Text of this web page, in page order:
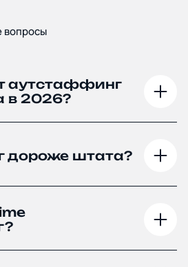
вопросы
аутстаффинг
в 2026?
дороже штата?